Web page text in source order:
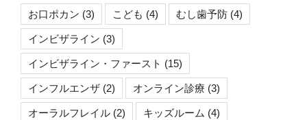
お口ポカン (3) こども (4) むし歯予防 (4)
インビザライン (3)
インビザライン・ファースト (15)
インフルエンザ (2) オンライン診療 (3)
オーラルフレイル (2) キッズルーム (4)